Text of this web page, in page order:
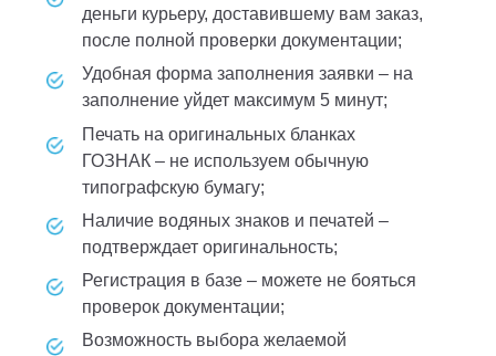
деньги курьеру, доставившему вам заказ,
после полной проверки документации;
удобная форма заполнения заявки – на
заполнение уйдет максимум 5 минут;
печать на оригинальных бланках
ГОЗНАК – не используем обычную
типографскую бумагу;
наличие водяных знаков и печатей –
подтверждает оригинальность;
регистрация в базе – можете не бояться
проверок документации;
возможность выбора желаемой